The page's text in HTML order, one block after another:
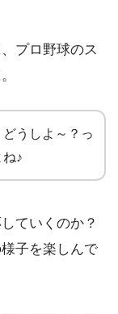
プロ野球のス
うしよ～？っ
♪
ていくのか？
子を楽しんで